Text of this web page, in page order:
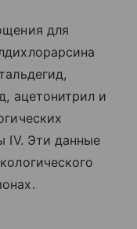
для
ацетонитрил и
IV. Эти данные